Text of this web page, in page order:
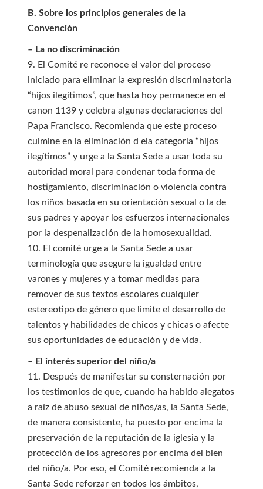
B. Sobre los principios generales de la
Convención
– La no discriminación
9. El Comité re reconoce el valor del proceso
iniciado para eliminar la expresión discriminatoria
“hijos ilegítimos”, que hasta hoy permanece en el
canon 1139 y celebra algunas declaraciones del
Papa Francisco. Recomienda que este proceso
culmine en la eliminación d ela categoría “hijos
ilegítimos” y urge a la Santa Sede a usar toda su
autoridad moral para condenar toda forma de
hostigamiento, discriminación o violencia contra
los niños basada en su orientación sexual o la de
sus padres y apoyar los esfuerzos internacionales
por la despenalización de la homosexualidad.
10. El comité urge a la Santa Sede a usar
terminología que asegure la igualdad entre
varones y mujeres y a tomar medidas para
remover de sus textos escolares cualquier
estereotipo de género que limite el desarrollo de
talentos y habilidades de chicos y chicas o afecte
sus oportunidades de educación y de vida.
– El interés superior del niño/a
11. Después de manifestar su consternación por
los testimonios de que, cuando ha habido alegatos
a raíz de abuso sexual de niños/as, la Santa Sede,
de manera consistente, ha puesto por encima la
preservación de la reputación de la iglesia y la
protección de los agresores por encima del bien
del niño/a. Por eso, el Comité recomienda a la
Santa Sede reforzar en todos los ámbitos,